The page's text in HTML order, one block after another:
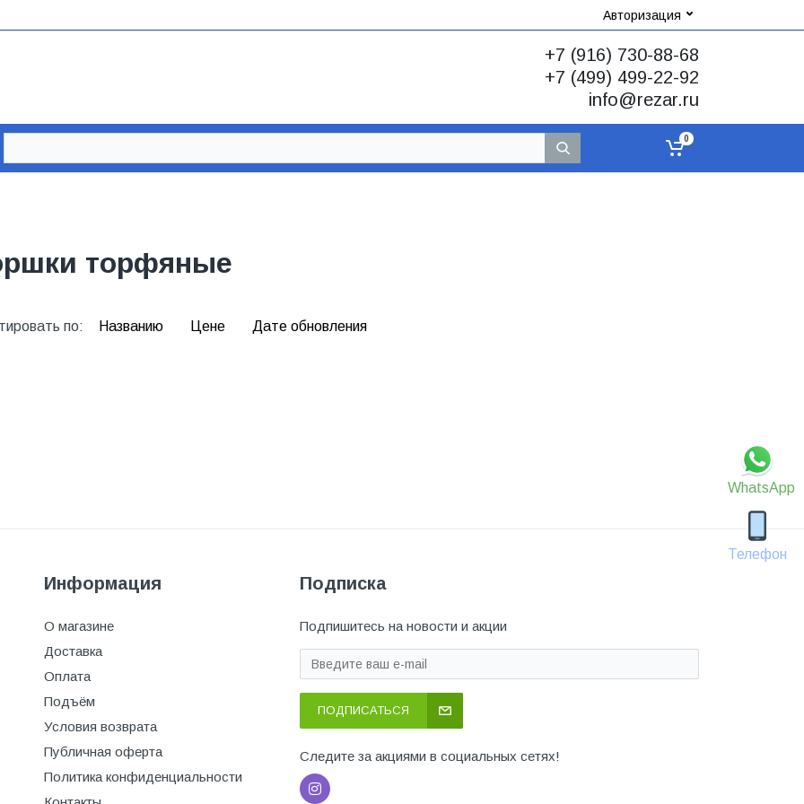
WhatsApp
Телефон
Авторизация
+7 (916) 730-88-68
+7 (499) 499-22-92
info@rezar.ru
0
торфяные
по: Названию Цене Дате обновления
Информация
О магазине
Доставка
Оплата
Подъём
Условия возврата
Публичная оферта
Политика конфиденциальности
Подписка
Подпишитесь на новости и акции
ПОДПИСАТЬСЯ
Следите за акциями в социальных сетях!